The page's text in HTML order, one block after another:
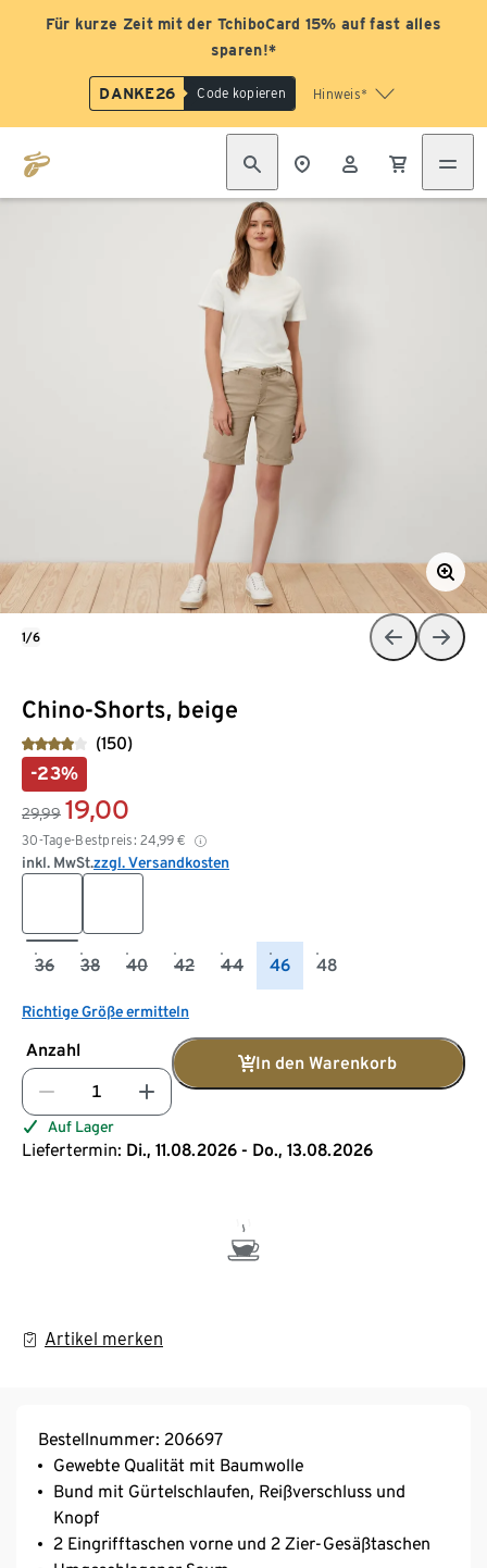
Für kurze Zeit mit der TchiboCard 15% auf fast alles
sparen!*
DANKE26 Code kopieren Hinweis*
Chino-Shorts, beige
(150)
-23%
29,99 19,00
30-Tage-Bestpreis: 24,99 €
inkl. MwSt.zzgl. Versandkosten
36 38 40 42 44 46 48
Richtige Größe ermitteln
Anzahl
In den Warenkorb
Auf Lager
Liefertermin: Di., 11.08.2026 - Do., 13.08.2026
Artikel merken
1/6
Bestellnummer: 206697
Gewebte Qualität mit Baumwolle
Bund mit Gürtelschlaufen, Reißverschluss und
Knopf
2 Eingrifftaschen vorne und 2 Zier-Gesäßtaschen